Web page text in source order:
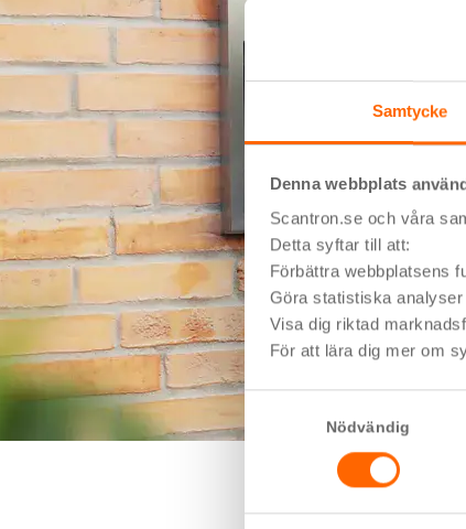
Samtycke
Denna webbplats
Scantron.se och våra
Detta syftar till att:
Förbättra webbplatsens
Göra statistiska
Visa dig riktad
För att lära dig mer om
Nödvändig